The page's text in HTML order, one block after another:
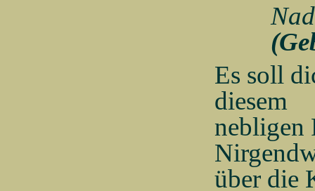
Es soll
diesem
nebligen
über die